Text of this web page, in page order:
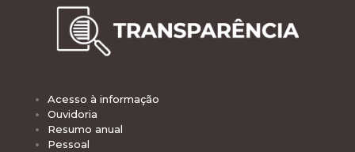
Acesso à informação
Ouvidoria
Resumo anual
Pessoal